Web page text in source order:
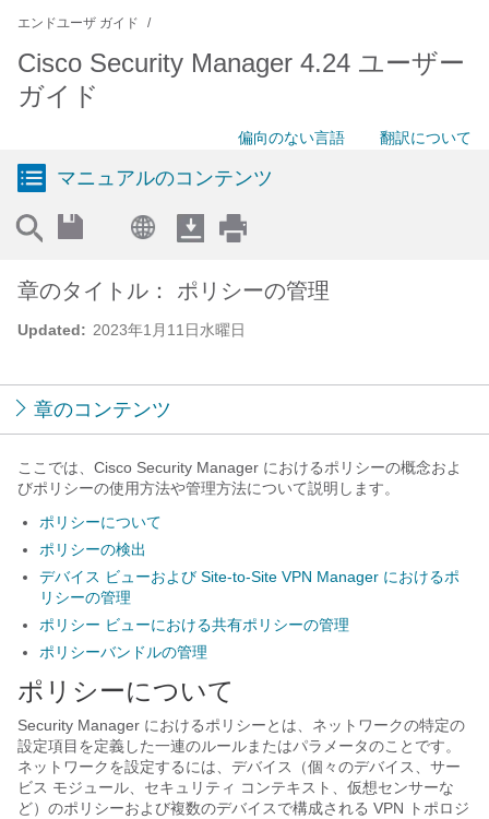
エンドユーザ ガイド
Cisco Security Manager 4.24 ユーザー
ガイド
偏向のない言語 翻訳について
マニュアルのコンテンツ
Updated: 2023年1月11日水曜日
章のタイトル： ポリシーの管理
章のコンテンツ
ここでは、Cisco Security Manager におけるポリシーの概念およ
びポリシーの使用方法や管理方法について説明します。
ポリシーについて
ポリシーの検出
デバイス ビューおよび Site-to-Site VPN Manager におけるポ
リシーの管理
ポリシー ビューにおける共有ポリシーの管理
ポリシーバンドルの管理
ポリシーについて
Security Manager におけるポリシーとは、ネットワークの特定の
設定項目を定義した一連のルールまたはパラメータのことです。
ネットワークを設定するには、デバイス（個々のデバイス、サー
ビス モジュール、セキュリティ コンテキスト、仮想センサーな
ど）のポリシーおよび複数のデバイスで構成される VPN トポロジ